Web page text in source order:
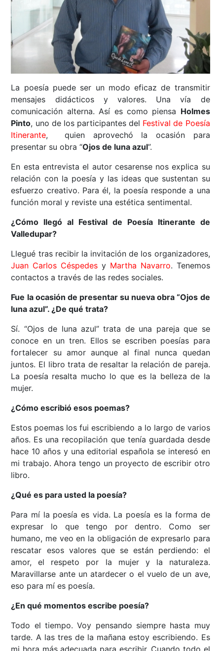
La poesía puede ser un modo eficaz de transmitir
mensajes didácticos y valores. Una vía de
comunicación alterna. Así es como piensa Holmes
Pinto, uno de los participantes del Festival de Poesía
Itinerante, quien aprovechó la ocasión para
presentar su obra “Ojos de luna azul”.
En esta entrevista el autor cesarense nos explica su
relación con la poesía y las ideas que sustentan su
esfuerzo creativo. Para él, la poesía responde a una
función moral y reviste una estética sentimental.
¿Cómo llegó al Festival de Poesía Itinerante de
Valledupar?
Llegué tras recibir la invitación de los organizadores,
Juan Carlos Céspedes y Martha Navarro. Tenemos
contactos a través de las redes sociales.
Fue la ocasión de presentar su nueva obra “Ojos de
luna azul”. ¿De qué trata?
Sí. “Ojos de luna azul” trata de una pareja que se
conoce en un tren. Ellos se escriben poesías para
fortalecer su amor aunque al final nunca quedan
juntos. El libro trata de resaltar la relación de pareja.
La poesía resalta mucho lo que es la belleza de la
mujer.
¿Cómo escribió esos poemas?
Estos poemas los fui escribiendo a lo largo de varios
años. Es una recopilación que tenía guardada desde
hace 10 años y una editorial española se interesó en
mi trabajo. Ahora tengo un proyecto de escribir otro
libro.
¿Qué es para usted la poesía?
Para mí la poesía es vida. La poesía es la forma de
expresar lo que tengo por dentro. Como ser
humano, me veo en la obligación de expresarlo para
rescatar esos valores que se están perdiendo: el
amor, el respeto por la mujer y la naturaleza.
Maravillarse ante un atardecer o el vuelo de un ave,
eso para mí es poesía.
¿En qué momentos escribe poesía?
Todo el tiempo. Voy pensando siempre hasta muy
tarde. A las tres de la mañana estoy escribiendo. Es